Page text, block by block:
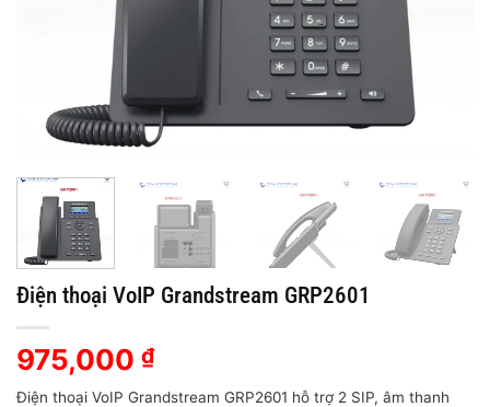
Điện thoại VoIP Grandstream GRP2601
975,000 ₫
Điện thoại VoIP Grandstream GRP2601 hỗ trợ 2 SIP, âm thanh